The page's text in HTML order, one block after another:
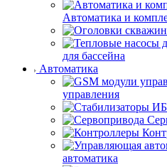
Автоматика и
для бассейна
Автоматика
управления
автоматика